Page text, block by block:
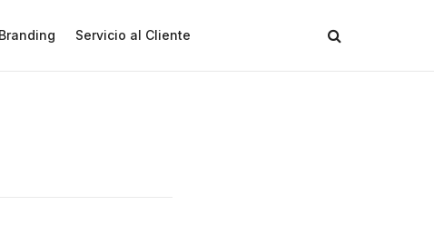
Branding Servicio al Cliente